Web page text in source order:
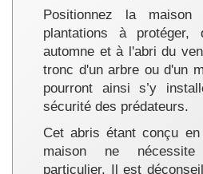
Positionnez la
plantations à protéger,
automne et à l'abri du
tronc d'un arbre ou d'un
pourront ainsi s’y
sécurité des prédateurs.
Cet abris étant conçu
maison ne nécessite
particulier. Il est